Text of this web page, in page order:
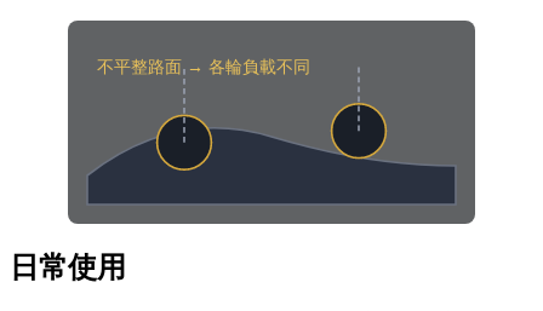
不平整路面 → 各輪負載不同
日常使用